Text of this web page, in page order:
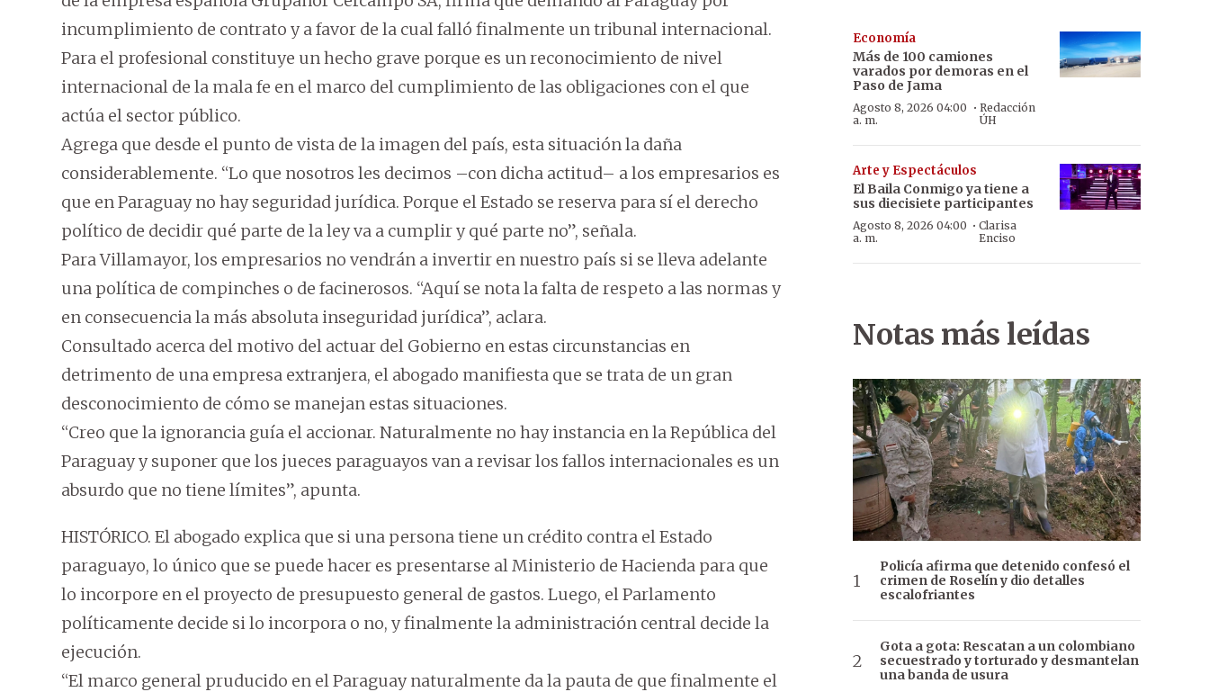
incumplimiento de contrato y a favor de la cual falló finalmente un tribunal internacional.
Para el profesional constituye un hecho grave porque es un reconocimiento de nivel
internacional de la mala fe en el marco del cumplimiento de las obligaciones con el que
actúa el sector público.
Agrega que desde el punto de vista de la imagen del país, esta situación la daña
considerablemente. “Lo que nosotros les decimos –con dicha actitud– a los empresarios es
que en Paraguay no hay seguridad jurídica. Porque el Estado se reserva para sí el derecho
político de decidir qué parte de la ley va a cumplir y qué parte no”, señala.
Para Villamayor, los empresarios no vendrán a invertir en nuestro país si se lleva adelante
una política de compinches o de facinerosos. “Aquí se nota la falta de respeto a las normas y
en consecuencia la más absoluta inseguridad jurídica”, aclara.
Consultado acerca del motivo del actuar del Gobierno en estas circunstancias en
detrimento de una empresa extranjera, el abogado manifiesta que se trata de un gran
desconocimiento de cómo se manejan estas situaciones.
“Creo que la ignorancia guía el accionar. Naturalmente no hay instancia en la República del
Paraguay y suponer que los jueces paraguayos van a revisar los fallos internacionales es un
absurdo que no tiene límites”, apunta.
HISTÓRICO. El abogado explica que si una persona tiene un crédito contra el Estado
paraguayo, lo único que se puede hacer es presentarse al Ministerio de Hacienda para que
lo incorpore en el proyecto de presupuesto general de gastos. Luego, el Parlamento
políticamente decide si lo incorpora o no, y finalmente la administración central decide la
ejecución.
“El marco general pruducido en el Paraguay naturalmente da la pauta de que finalmente el
Economía
Más de 100 camiones
varados por demoras en el
Paso de Jama
Agosto 8, 2026 04:00
a. m.
· Redacción
ÚH
Arte y Espectáculos
El Baila Conmigo ya tiene a
sus diecisiete participantes
Agosto 8, 2026 04:00
a. m.
· Clarisa
Enciso
Notas más leídas
Policía afirma que detenido confesó el
crimen de Roselín y dio detalles
escalofriantes
Gota a gota: Rescatan a un colombiano
secuestrado y torturado y desmantelan
una banda de usura